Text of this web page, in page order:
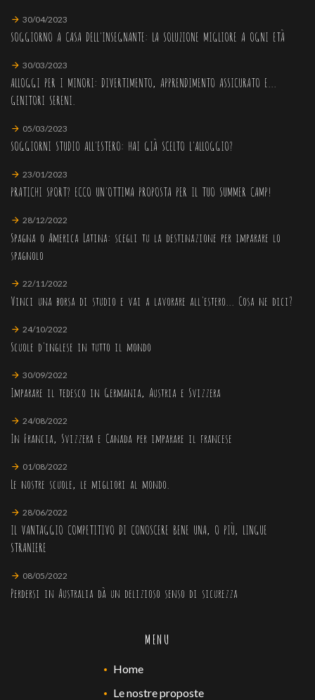
30/04/2023
SOGGIORNO A CASA DELL'INSEGNANTE: LA SOLUZIONE MIGLIORE A OGNI ETÀ
30/03/2023
ALLOGGI PER I MINORI: DIVERTIMENTO, APPRENDIMENTO ASSICURATO E...
GENITORI SERENI.
05/03/2023
SOGGIORNI STUDIO ALL'ESTERO: HAI GIÀ SCELTO L'ALLOGGIO?
23/01/2023
PRATICHI SPORT? ECCO UN'OTTIMA PROPOSTA PER IL TUO SUMMER CAMP!
28/12/2022
Spagna o America Latina: scegli tu la destinazione per imparare lo
spagnolo
22/11/2022
Vinci una borsa di studio e vai a lavorare all'estero... Cosa ne dici?
24/10/2022
Scuole d'inglese in tutto il mondo
30/09/2022
Imparare il tedesco in Germania, Austria e Svizzera
24/08/2022
In Francia, Svizzera e Canada per imparare il francese
01/08/2022
Le nostre scuole, le migliori al mondo.
28/06/2022
IL VANTAGGIO COMPETITIVO DI CONOSCERE BENE UNA, O PIÙ, LINGUE
STRANIERE
08/05/2022
Perdersi in Australia dà un delizioso senso di sicurezza
MENU
Home
Le nostre proposte